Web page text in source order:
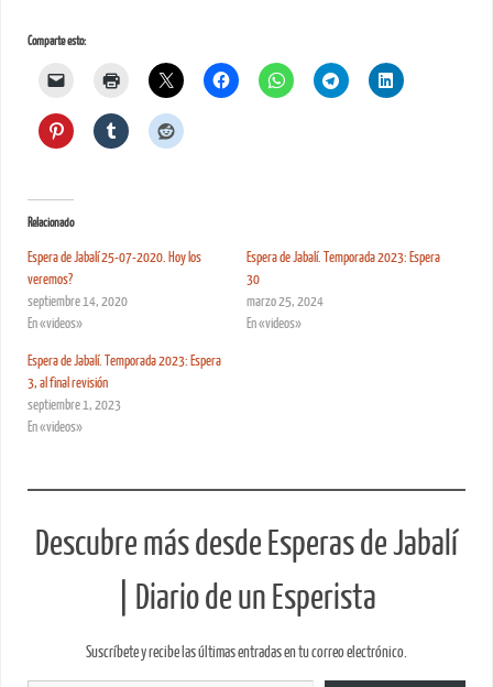
Comparte esto:
Relacionado
Espera de Jabalí 25-07-2020. Hoy los
veremos?
septiembre 14, 2020
En «videos»
Espera de Jabalí. Temporada 2023: Espera
30
marzo 25, 2024
En «videos»
Espera de Jabalí. Temporada 2023: Espera
3, al final revisión
septiembre 1, 2023
En «videos»
Descubre más desde Esperas de Jabalí
| Diario de un Esperista
Suscríbete y recibe las últimas entradas en tu correo electrónico.